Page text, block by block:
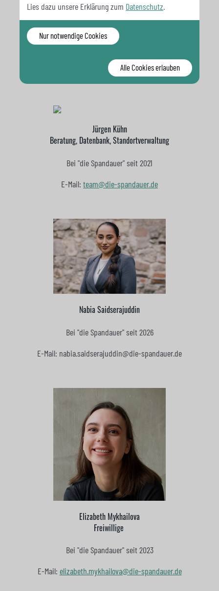
Beratung, Öffentlichkeitsarbeit, Qualifikation
katja.simke@die-spandauer.de
Jürgen Kühn
Beratung, Datenbank, Standortverwaltung
Bei "die Spandauer" seit 2021
E-Mail: team@die-spandauer.de
Nabia Saidserajuddin
Bei "die Spandauer" seit 2026
E-Mail: nabia.saidserajuddin@die-spandauer.de
Elizabeth Mykhailova
Freiwillige
Bei "die Spandauer" seit 2023
E-Mail: elizabeth.mykhailova@die-spandauer.de
Lies dazu unsere Erklärung zum Datenschutz.
Nur notwendige Cookies
Alle Cookies erlauben